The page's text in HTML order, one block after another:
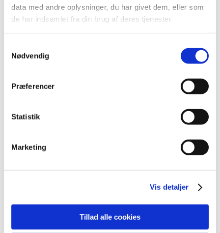
data med andre oplysninger, du har givet dem, eller som
de har indsamlet fra din brug af deres tjenester.
Nødvendig
Præferencer
Statistik
Marketing
Vis detaljer
Tillad alle cookies
januar (2)
2023 (21)
2022 (11)
2020 (19)
2018 (46)
2016 (48)
2014 (44)
2012 (44)
2008 (8)